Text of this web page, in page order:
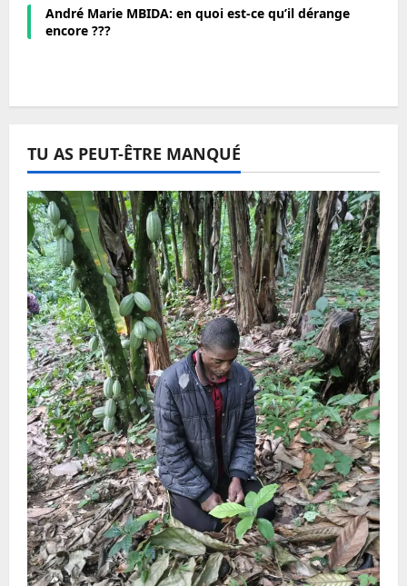
André Marie MBIDA: en quoi est-ce qu’il dérange
encore ???
TU AS PEUT-ÊTRE MANQUÉ